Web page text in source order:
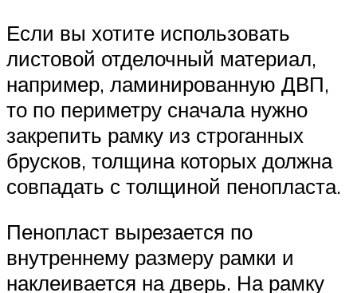
Если вы хотите использовать
листовой отделочный материал,
например, ламинированную ДВП,
то по периметру сначала нужно
закрепить рамку из строганных
брусков, толщина которых должна
совпадать с толщиной пенопласта.
Пенопласт вырезается по
внутреннему размеру рамки и
наклеивается на дверь. На рамку